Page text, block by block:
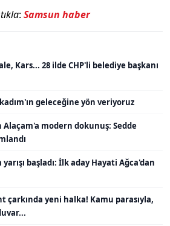
: Samsun haber
Kars... 28 ilde CHP'li belediye başkanı
geleceğine yön veriyoruz
modern dokunuş: Sedde
başladı: İlk aday Hayati Ağca'dan
çarkında yeni halka! Kamu parasıyla,